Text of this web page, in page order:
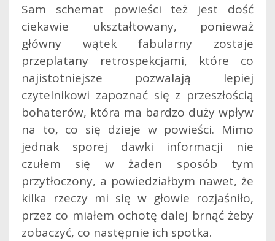
Sam schemat powieści też jest dość
ciekawie ukształtowany, ponieważ
główny wątek fabularny zostaje
przeplatany retrospekcjami, które co
najistotniejsze pozwalają lepiej
czytelnikowi zapoznać się z przeszłością
bohaterów, która ma bardzo duży wpływ
na to, co się dzieje w powieści. Mimo
jednak sporej dawki informacji nie
czułem się w żaden sposób tym
przytłoczony, a powiedziałbym nawet, że
kilka rzeczy mi się w głowie rozjaśniło,
przez co miałem ochotę dalej brnąć żeby
zobaczyć, co następnie ich spotka.